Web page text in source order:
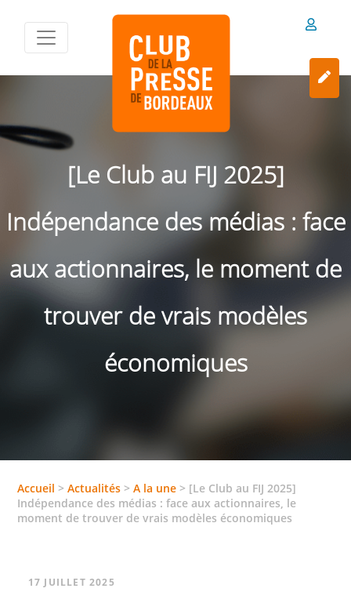
[Le Club au FIJ 2025]
Indépendance des médias : face
aux actionnaires, le moment de
trouver de vrais modèles
économiques
Accueil >Actualités >A la une > [Le Club au FIJ 2025]
Indépendance des médias : face aux actionnaires, le
moment de trouver de vrais modèles économiques
17 JUILLET 2025